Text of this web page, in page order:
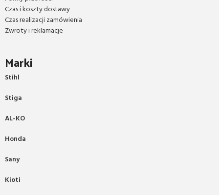
Czas i koszty dostawy
Czas realizacji zamówienia
Zwroty i reklamacje
Marki
Stihl
Stiga
AL-KO
Honda
Sany
Kioti